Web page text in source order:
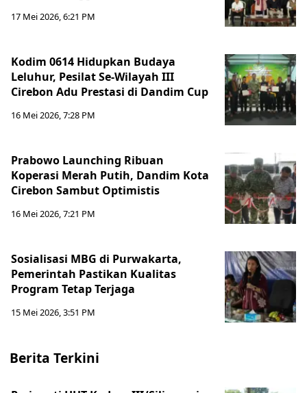
17 Mei 2026, 6:21 PM
Kodim 0614 Hidupkan Budaya
Leluhur, Pesilat Se-Wilayah III
Cirebon Adu Prestasi di Dandim Cup
16 Mei 2026, 7:28 PM
Prabowo Launching Ribuan
Koperasi Merah Putih, Dandim Kota
Cirebon Sambut Optimistis
16 Mei 2026, 7:21 PM
Sosialisasi MBG di Purwakarta,
Pemerintah Pastikan Kualitas
Program Tetap Terjaga
15 Mei 2026, 3:51 PM
Berita Terkini